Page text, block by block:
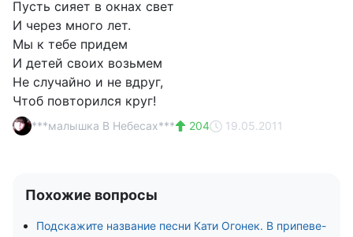
Пусть сияет в окнах свет
И через много лет.
Мы к тебе придем
И детей своих возьмем
Не случайно и не вдруг,
Чтоб повторился круг!
***малышка В Небесах*** 204 19.05.2011
Похожие вопросы
Подскажите название песни Кати Огонек. В припеве-